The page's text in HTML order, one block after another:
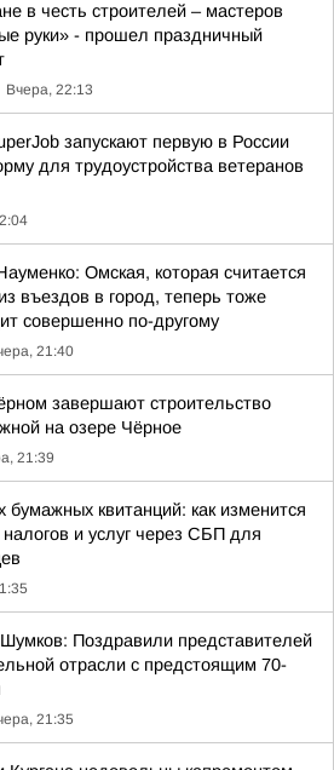
в честь строителей – мастеров
руки» - прошел праздничный
Вчера, 22:13
запускают первую в России
для трудоустройства ветеранов
Омская, которая считается
въездов в город, теперь тоже
совершенно по-другому
21:40
завершают строительство
на озере Чёрное
21:39
бумажных квитанций: как изменится
и услуг через СБП для
Поздравили представителей
отрасли с предстоящим 70-
21:35